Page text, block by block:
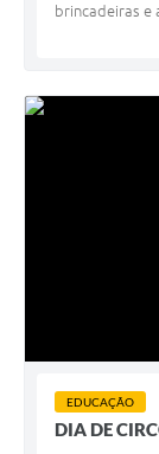
brincadeiras e
EDUCAÇÃO
DIA DE